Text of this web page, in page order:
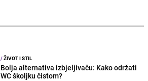
/ŽIVOT I STIL
Bolja alternativa izbjeljivaču: Kako održati
WC školjku čistom?